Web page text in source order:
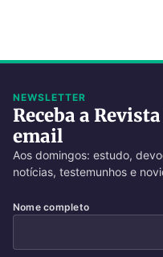
NEWSLETTER
Receba a
email
Aos domingos: estudo,
notícias, testemunhos e
Nome completo